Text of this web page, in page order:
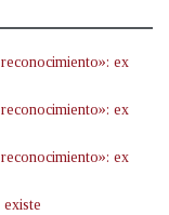
ex
ex
ex